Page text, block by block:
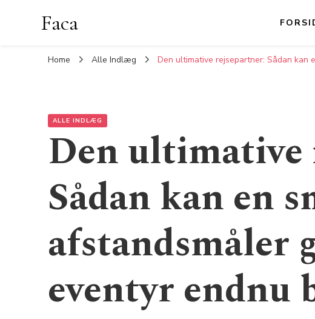
Faca
Home Alle Indlæg Den ultimative rejsepartner: Sådan kan
ALLE INDLÆG
Den
Sådan kan en
afstandsmåler
eventyr endnu